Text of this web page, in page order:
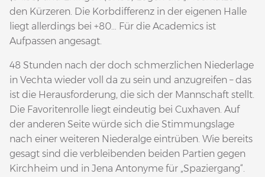
den Kürzeren. Die Korbdifferenz in der eigenen Halle
liegt allerdings bei +80… Für die Academics ist
Aufpassen angesagt.
48 Stunden nach der doch schmerzlichen Niederlage
in Vechta wieder voll da zu sein und anzugreifen – das
ist die Herausforderung, die sich der Mannschaft stellt.
Die Favoritenrolle liegt eindeutig bei Cuxhaven. Auf
der anderen Seite würde sich die Stimmungslage
nach einer weiteren Niederalge eintrüben. Wie bereits
gesagt sind die verbleibenden beiden Partien gegen
Kirchheim und in Jena Antonyme für „Spaziergang“.